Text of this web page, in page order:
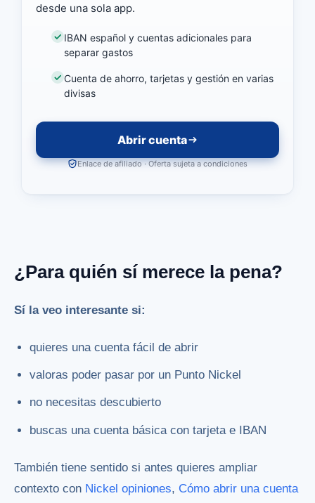
desde una sola app.
IBAN español y cuentas adicionales para
separar gastos
Cuenta de ahorro, tarjetas y gestión en varias
divisas
Abrir cuenta
Enlace de afiliado · Oferta sujeta a condiciones
¿Para quién sí merece la pena?
Sí la veo interesante si:
quieres una cuenta fácil de abrir
valoras poder pasar por un Punto Nickel
no necesitas descubierto
buscas una cuenta básica con tarjeta e IBAN
También tiene sentido si antes quieres ampliar
contexto con Nickel opiniones, Cómo abrir una cuenta